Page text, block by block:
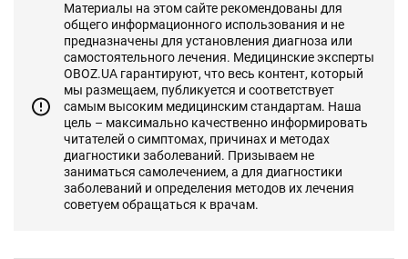
Материалы на этом сайте рекомендованы для
общего информационного использования и не
предназначены для установления диагноза или
самостоятельного лечения. Медицинские эксперты
OBOZ.UA гарантируют, что весь контент, который
мы размещаем, публикуется и соответствует
самым высоким медицинским стандартам. Наша
цель – максимально качественно информировать
читателей о симптомах, причинах и методах
диагностики заболеваний. Призываем не
заниматься самолечением, а для диагностики
заболеваний и определения методов их лечения
советуем обращаться к врачам.